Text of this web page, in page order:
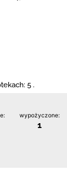
5 .
wypożyczone:
1